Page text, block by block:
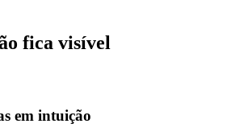
fica visível
em intuição